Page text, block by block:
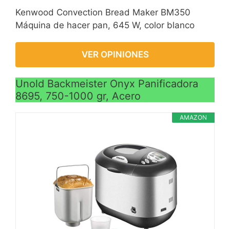
Kenwood Convection Bread Maker BM350
Máquina de hacer pan, 645 W, color blanco
VER OPINIONES
Unold Backmeister Onyx Panificadora
8695, 750-1000 gr, Acero
AMAZON